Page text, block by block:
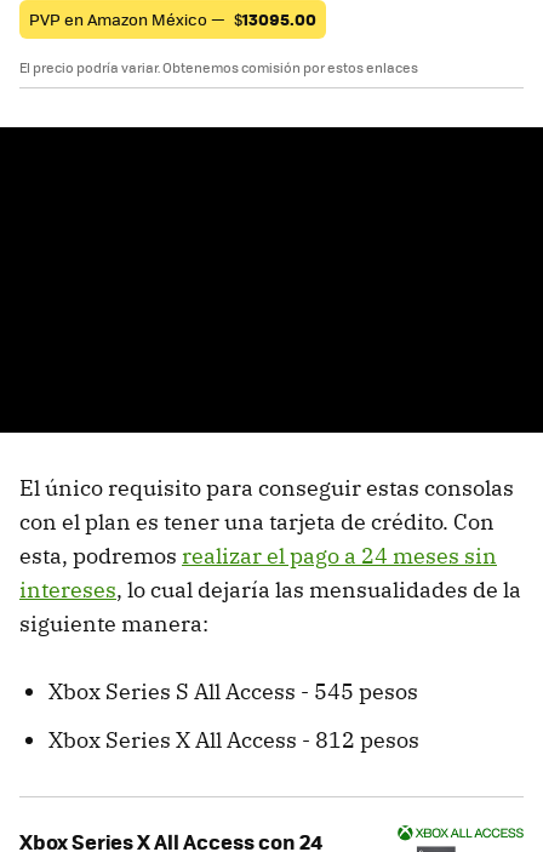
PVP en Amazon México — $13095.00
El precio podría variar. Obtenemos comisión por estos enlaces
El único requisito para conseguir estas consolas
con el plan es tener una tarjeta de crédito. Con
esta, podremos realizar el pago a 24 meses sin
intereses, lo cual dejaría las mensualidades de la
siguiente manera:
Xbox Series S All Access - 545 pesos
Xbox Series X All Access - 812 pesos
Xbox Series X All Access con 24